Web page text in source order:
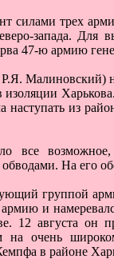
силами трех
запада. Для
47-ю армию
Малиновский)
изоляции
наступать из
все
На его
группой
и
12 августа он
на очень
в районе